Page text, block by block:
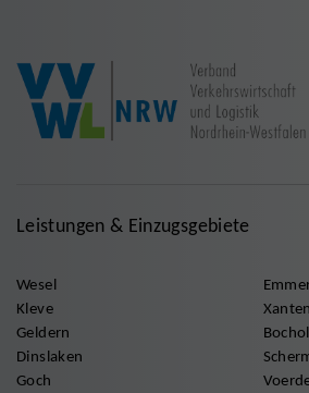
Leistungen & Einzugsgebiete
Wesel
Kleve
Geldern
Dinslaken
Goch
Xanten